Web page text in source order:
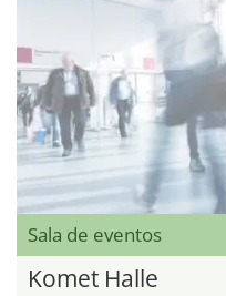
Sala de eventos
Komet Halle